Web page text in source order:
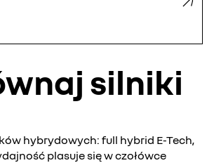
silniki
hybrydowych: full hybrid E-Tech,
plasuje się w czołówce